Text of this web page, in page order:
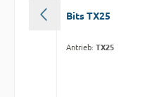
Bits TX25
Antrieb: TX25